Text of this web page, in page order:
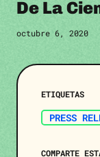
De La
octubre 6, 2020
ETIQUETAS
PRESS
COMPARTE